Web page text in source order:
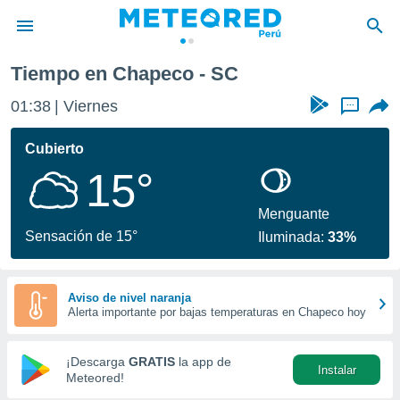
de
ha sido
que se
calidad.
a este
las
y
forma
digital
basada
Tiempo en Chapeco - SC
01:38 Viernes ...
Cubierto
15°
Sensación de 15°
Menguante
Iluminada:33%
Aviso de nivel naranja
Alerta importante por bajas temperaturas en Chapeco hoy
¡Descarga GRATIS la app de
Meteored!
Instalar